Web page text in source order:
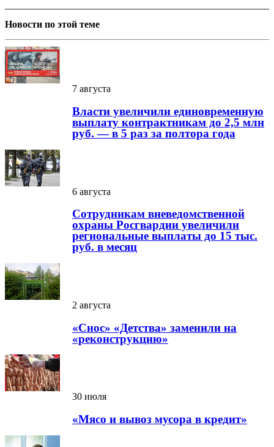
Новости по этой теме
7 августа
Власти увеличили единовременную
выплату контрактникам до 2,5 млн
руб. — в 5 раз за полтора года
6 августа
Сотрудникам вневедомственной
охраны Росгвардии увеличили
региональные выплаты до 15 тыс.
руб. в месяц
2 августа
«Снос» «Детства» заменили на
«реконструкцию»
30 июля
«Мясо и вывоз мусора в кредит»